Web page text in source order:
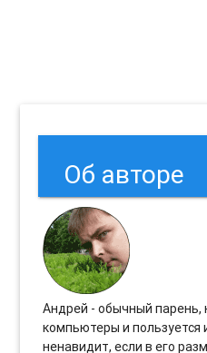
Об авторе
Андрей - обычный парень,
компьютеры и
ненавидит, если в его